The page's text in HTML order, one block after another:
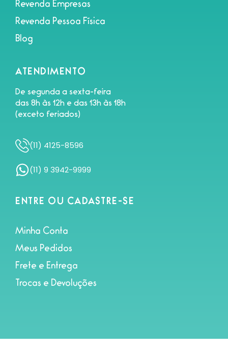
Revenda Empresas
Revenda Pessoa Física
Blog
ATENDIMENTO
De segunda a sexta-feira
das 8h às 12h e das 13h às 18h
(exceto feriados)
(11) 4125-8596
(11) 9 3942-9999
ENTRE OU CADASTRE-SE
Minha Conta
Meus Pedidos
Frete e Entrega
Trocas e Devoluções